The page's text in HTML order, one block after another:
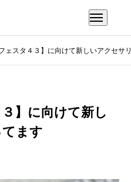
ェスタ４３】に向けて新しいアクセサ
】に向けて新し
ます